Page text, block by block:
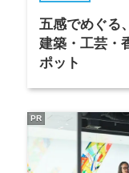
五感でめぐる
建築・工芸・
ポット
PR